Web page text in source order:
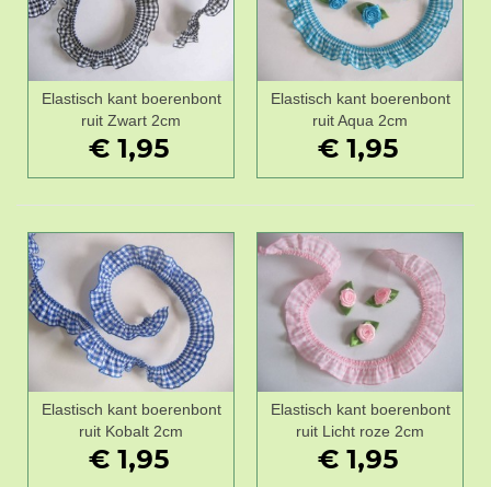
Elastisch kant boerenbont
ruit Zwart 2cm
€ 1,95
Elastisch kant boerenbont
ruit Aqua 2cm
€ 1,95
Elastisch kant boerenbont
ruit Kobalt 2cm
€ 1,95
Elastisch kant boerenbont
ruit Licht roze 2cm
€ 1,95